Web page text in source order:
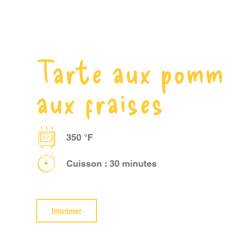
Tarte aux
aux fraises
350 °F
Cuisson : 30 minutes
Imprimer